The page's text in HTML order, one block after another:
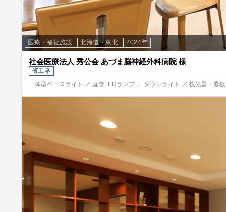
医療・福祉施設 北海道・東北 2024年
社会医療法人 秀公会 あづま脳神経外科病院 様
省エネ
一体型ベースライト ／ 直管LEDランプ ／ ダウンライト ／ 投光器・看